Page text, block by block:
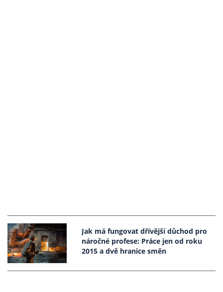
Jak má fungovat dřívější důchod pro
náročné profese: Práce jen od roku
2015 a dvě hranice směn